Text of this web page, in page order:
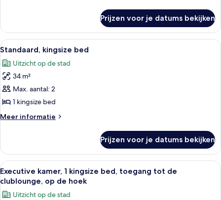
King
Room
Prijzen voor je datums bekijken
Alle
foto's
voor
Standaard,
kingsize
bed
laden
Een hotelkamer met een groot bed,
6
Standaard, kingsize bed
Uitzicht op de stad
34 m²
Max. aantal: 2
1 kingsize bed
Meer informatie
Meer
kingsize
bed
Prijzen voor je datums bekijken
Alle
foto's
voor
Een hotelkamer met een groot bed,
6
Executive kamer, 1 kingsize bed, toegang tot de
clublounge, op de hoek
Uitzicht op de stad